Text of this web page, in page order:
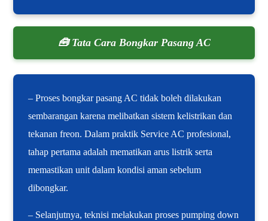
🧰 Tata Cara Bongkar Pasang AC
– Proses bongkar pasang AC tidak boleh dilakukan
sembarangan karena melibatkan sistem kelistrikan dan
tekanan freon. Dalam praktik Service AC profesional,
tahap pertama adalah mematikan arus listrik serta
memastikan unit dalam kondisi aman sebelum
dibongkar.
– Selanjutnya, teknisi melakukan proses pumping down